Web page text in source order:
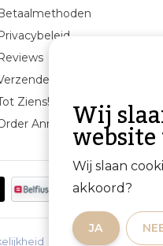
& retourneren
Ziens!
Annuleren
Privacybeleid |
Wij
Wij slaan
akkoord?
JA